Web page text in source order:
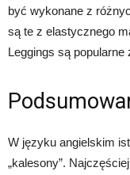
być wykonane z
są te z elastycznego
Leggings są
W języku angielskim
„kalesony”.